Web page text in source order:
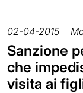
02-04-2015
Sanzione
che
visita ai